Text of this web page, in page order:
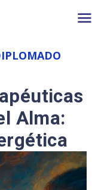
principal
Alma: